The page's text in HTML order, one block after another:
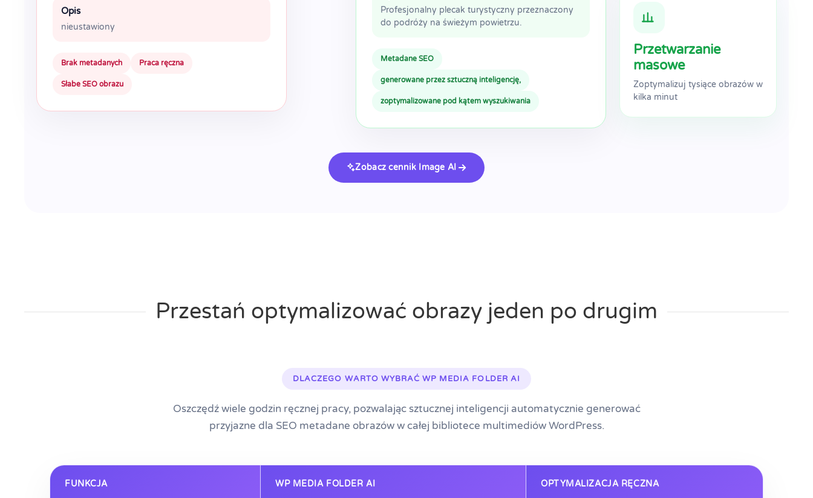
Opis
nieustawiony
Brak metadanych Praca ręczna
Słabe SEO obrazu
Profesjonalny plecak turystyczny przeznaczony
do podróży na świeżym powietrzu.
Metadane SEO
generowane przez sztuczną inteligencję,
zoptymalizowane pod kątem wyszukiwania
Przetwarzanie
masowe
Zoptymalizuj tysiące obrazów w
kilka minut
Zobacz cennik Image AI
Przestań optymalizować obrazy jeden po drugim
DLACZEGO WARTO WYBRAĆ WP MEDIA FOLDER AI
Oszczędź wiele godzin ręcznej pracy, pozwalając sztucznej inteligencji automatycznie generować
przyjazne dla SEO metadane obrazów w całej bibliotece multimediów WordPress.
FUNKCJA WP MEDIA FOLDER AI OPTYMALIZACJA RĘCZNA